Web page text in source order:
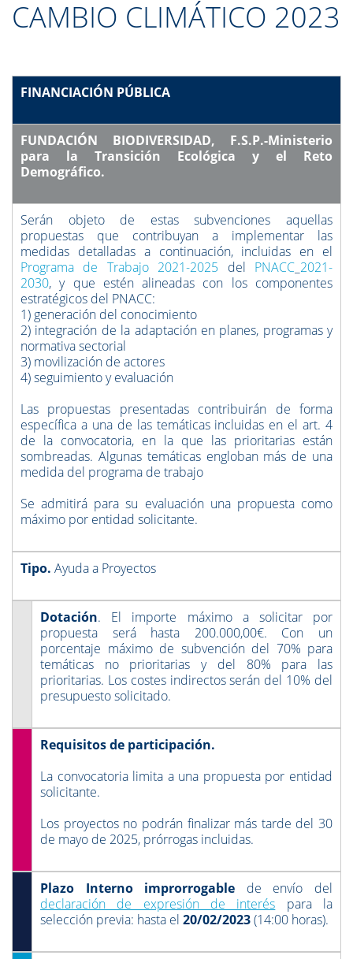
CAMBIO CLIMÁTICO 2023
FINANCIACIÓN PÚBLICA
FUNDACIÓN BIODIVERSIDAD, F.S.P.-Ministerio
para la Transición Ecológica y el Reto
Demográfico.
Serán objeto de estas subvenciones aquellas
propuestas que contribuyan a implementar las
medidas detalladas a continuación, incluidas en el
Programa de Trabajo 2021-2025 del PNACC 2021-
2030, y que estén alineadas con los componentes
estratégicos del PNACC:
1) generación del conocimiento
2) integración de la adaptación en planes, programas y
normativa sectorial
3) movilización de actores
4) seguimiento y evaluación
Las propuestas presentadas contribuirán de forma
específica a una de las temáticas incluidas en el art. 4
de la convocatoria, en la que las prioritarias están
sombreadas. Algunas temáticas engloban más de una
medida del programa de trabajo
Se admitirá para su evaluación una propuesta como
máximo por entidad solicitante.
Tipo. Ayuda a Proyectos
Dotación. El importe máximo a solicitar por
propuesta será hasta 200.000,00€. Con un
porcentaje máximo de subvención del 70% para
temáticas no prioritarias y del 80% para las
prioritarias. Los costes indirectos serán del 10% del
presupuesto solicitado.
Requisitos de participación.
La convocatoria limita a una propuesta por entidad
solicitante.
Los proyectos no podrán finalizar más tarde del 30
de mayo de 2025, prórrogas incluidas.
Plazo Interno improrrogable de envío del
declaración de expresión de interés para la
selección previa: hasta el 20/02/2023(14:00 horas).